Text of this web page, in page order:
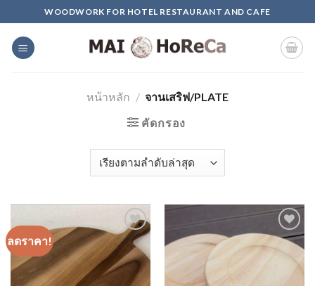
to
content
WOODWORK FOR HOTEL RESTAURANT AND CAFE
หน้าหลัก / จานเสริฟ/PLATE
คัดกรอง
ลดราคา!
Add to
Wishlist
Add to
Wishlist